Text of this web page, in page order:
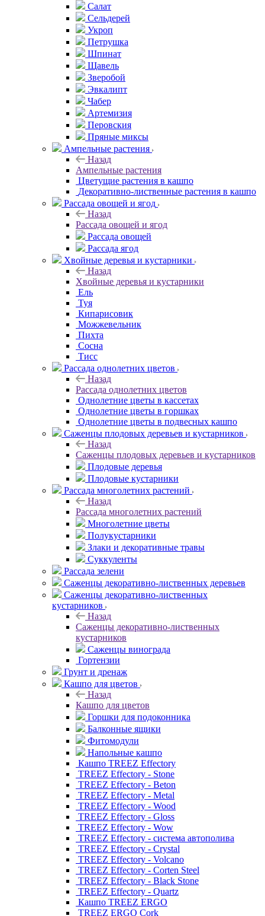
Салат
Сельдерей
Укроп
Петрушка
Шпинат
Щавель
Зверобой
Эвкалипт
Чабер
Артемизия
Перовския
Пряные миксы
Ампельные растения
Назад
Ампельные растения
Цветущие растения в кашпо
Декоративно-лиственные растения в кашпо
Рассада овощей и ягод
Назад
Рассада овощей и ягод
Рассада овощей
Рассада ягод
Хвойные деревья и кустарники
Назад
Хвойные деревья и кустарники
Ель
Туя
Кипарисовик
Можжевельник
Пихта
Сосна
Тисc
Рассада однолетних цветов
Назад
Рассада однолетних цветов
Однолетние цветы в кассетах
Однолетние цветы в горшках
Однолетние цветы в подвесных кашпо
Саженцы плодовых деревьев и кустарников
Назад
Саженцы плодовых деревьев и кустарников
Плодовые деревья
Плодовые кустарники
Рассада многолетних растений
Назад
Рассада многолетних растений
Многолетние цветы
Полукустарники
Злаки и декоративные травы
Суккуленты
Рассада зелени
Саженцы декоративно-лиственных деревьев
Саженцы декоративно-лиственных
кустарников
Назад
Саженцы декоративно-лиственных
кустарников
Саженцы винограда
Гортензии
Грунт и дренаж
Кашпо для цветов
Назад
Кашпо для цветов
Горшки для подоконника
Балконные ящики
Фитомодули
Напольные кашпо
Кашпо TREEZ Effectory
TREEZ Effectory - Stone
TREEZ Effectory - Beton
TREEZ Effectory - Metal
TREEZ Effectory - Wood
TREEZ Effectory - Gloss
TREEZ Effectory - Wow
TREEZ Effectory - система автополива
TREEZ Effectory - Crystal
TREEZ Effectory - Volcano
TREEZ Effectory - Corten Steel
TREEZ Effectory - Black Stone
TREEZ Effectory - Quartz
Кашпо TREEZ ERGO
TREEZ ERGO Cork